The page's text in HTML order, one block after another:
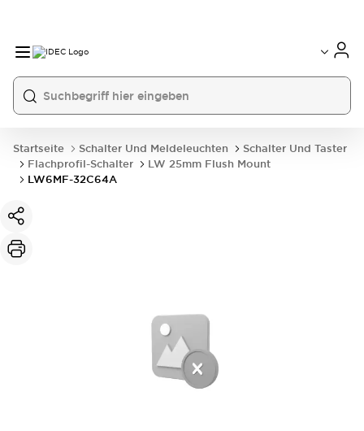
Startseite Schalter Und Meldeleuchten
Schalter Und Taster
Flachprofil-Schalter
LW 25mm Flush Mount
LW6MF-32C64A